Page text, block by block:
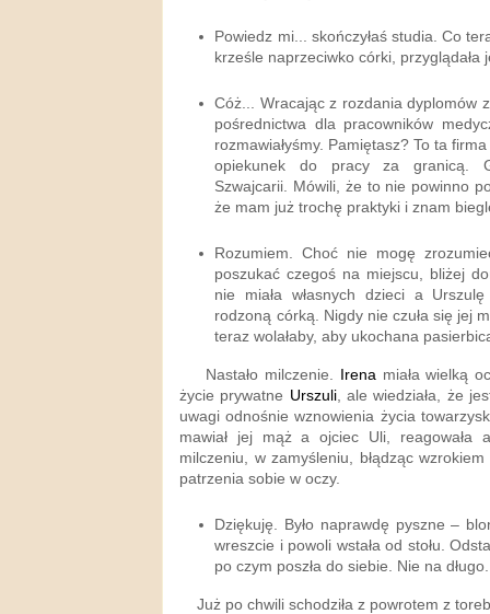
Powiedz mi... skończyłaś studia. Co
krześle naprzeciwko córki, przyglądała
Cóż... Wracając z rozdania dyplomów
pośrednictwa dla pracowników
rozmawiałyśmy. Pamiętasz? To ta
opiekunek do pracy za granicą.
Szwajcarii. Mówili, że to nie powinno
że mam już trochę praktyki i znam
Rozumiem. Choć nie mogę
poszukać czegoś na miejscu, bliżej
nie miała własnych dzieci a
rodzoną córką. Nigdy nie czuła się jej
teraz wolałaby, aby ukochana
Nastało milczenie. Irenamiała wielką
życie prywatne Urszuli, ale wiedziała, że
uwagi odnośnie wznowienia życia
mawiał jej mąż a ojciec Uli, reagowała
milczeniu, w zamyśleniu, błądząc
patrzenia sobie w oczy.
Dziękuję. Było naprawdę pyszne –
wreszcie i powoli wstała od stołu.
po czym poszła do siebie. Nie na długo.
Już po chwili schodziła z powrotem z